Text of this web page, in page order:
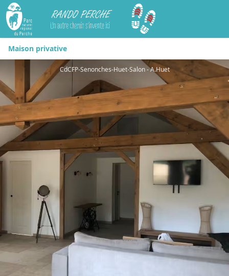
Rando Perche
Maison privative
CdCFP-Senonches-Huet-Salon - A.Huet